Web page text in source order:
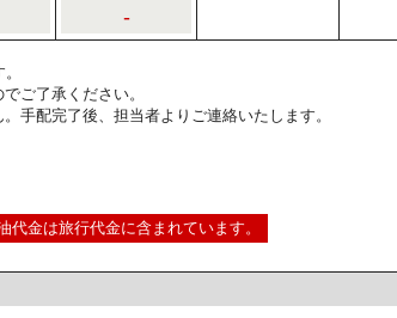
-
ご了承ください。
手配完了後、担当者よりご連絡いたします。
金は旅行代金に含まれています。